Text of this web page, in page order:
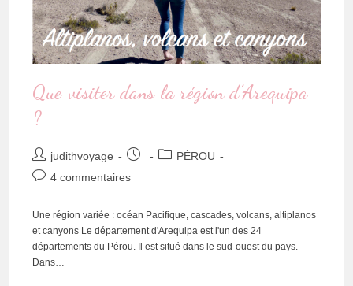
Que visiter dans la région d’Arequipa
?
judithvoyage
PÉROU
4 commentaires
Une région variée : océan Pacifique, cascades, volcans, altiplanos
et canyons Le département d'Arequipa est l'un des 24
départements du Pérou. Il est situé dans le sud-ouest du pays.
Dans…